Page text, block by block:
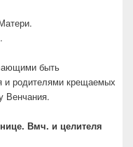
быть
и родителями крещаемых
Венчания.
Вмч. и целителя